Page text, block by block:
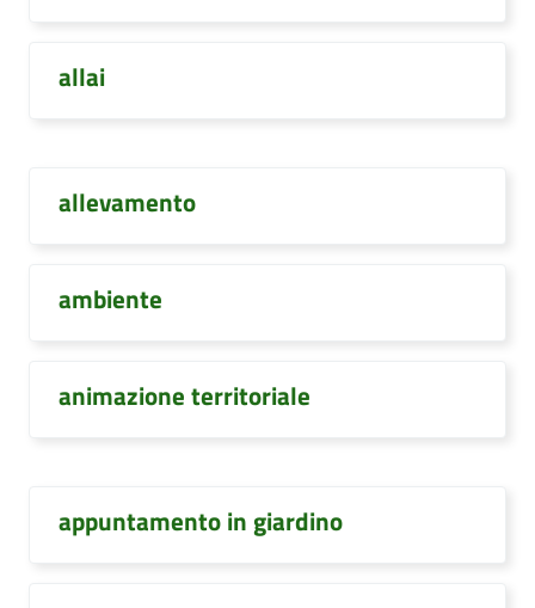
allai
allevamento
ambiente
animazione territoriale
appuntamento in giardino